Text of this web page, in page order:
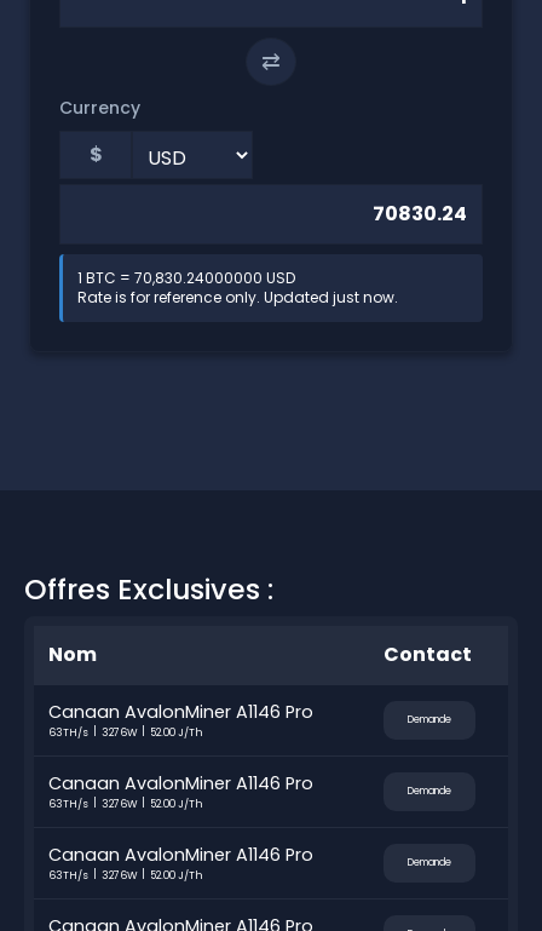
⇄
Currency
$
1 BTC = 70,830.24000000 USD
Rate is for reference only. Updated just now.
Offres Exclusives :
Nom Contact
Canaan AvalonMiner A1146 Pro
63TH/s 3276W 52.00 J/Th
Demande
Canaan AvalonMiner A1146 Pro
63TH/s 3276W 52.00 J/Th
Demande
Canaan AvalonMiner A1146 Pro
63TH/s 3276W 52.00 J/Th
Demande
Canaan AvalonMiner A1146 Pro